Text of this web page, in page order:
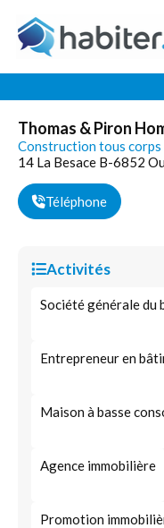
Thomas & Piron
Construction tous
14 La Besace B-6852
Téléphone
Activités
Société générale du
Entrepreneur en
Maison à basse
Agence immobilière
Promotion